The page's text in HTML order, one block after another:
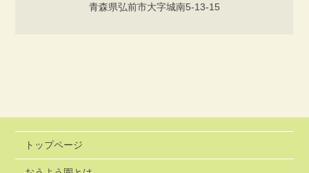
青森県弘前市大字城南5-13-15
トップページ